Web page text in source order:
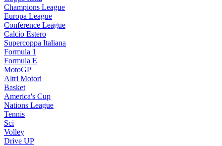
Champions League
Europa League
Conference League
Calcio Estero
Supercoppa Italiana
Formula 1
Formula E
MotoGP
Altri Motori
Basket
America's Cup
Nations League
Tennis
Sci
Volley
Drive UP